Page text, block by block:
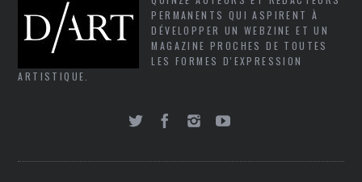
PERMANENTS QUI ASPIRENT À
DÉVELOPPER UN WEBZINE ET UN
MAGAZINE PROCHES DE TOUTES
LES FORMES D'EXPRESSION
ARTISTIQUE.